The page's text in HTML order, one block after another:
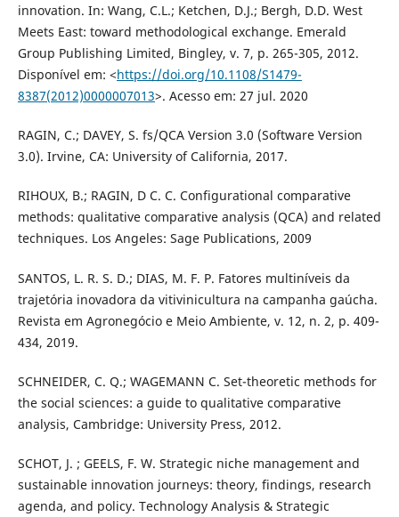
innovation. In: Wang, C.L.; Ketchen, D.J.; Bergh, D.D. West
Meets East: toward methodological exchange. Emerald
Group Publishing Limited, Bingley, v. 7, p. 265-305, 2012.
Disponível em: <https://doi.org/10.1108/S1479-
8387(2012)0000007013>. Acesso em: 27 jul. 2020
RAGIN, C.; DAVEY, S. fs/QCA Version 3.0 (Software Version
3.0). Irvine, CA: University of California, 2017.
RIHOUX, B.; RAGIN, D C. C. Configurational comparative
methods: qualitative comparative analysis (QCA) and related
techniques. Los Angeles: Sage Publications, 2009
SANTOS, L. R. S. D.; DIAS, M. F. P. Fatores multiníveis da
trajetória inovadora da vitivinicultura na campanha gaúcha.
Revista em Agronegócio e Meio Ambiente, v. 12, n. 2, p. 409-
434, 2019.
SCHNEIDER, C. Q.; WAGEMANN C. Set-theoretic methods for
the social sciences: a guide to qualitative comparative
analysis, Cambridge: University Press, 2012.
SCHOT, J. ; GEELS, F. W. Strategic niche management and
sustainable innovation journeys: theory, findings, research
agenda, and policy. Technology Analysis & Strategic